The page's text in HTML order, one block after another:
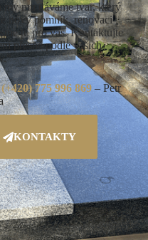
mu dáváme tvar, který
nový pomník, renovaci
tu pro vás. Kontaktujte
přesně podle vašich
(+420) 775 996 869 – Petr
KONTAKTY